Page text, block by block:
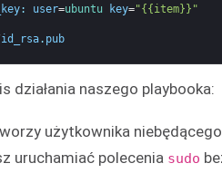
: user=ubuntu key="{{item}}"
id_rsa. pub
działania naszego playbooka:
użytkownika
uruchamiać polecenia sudo